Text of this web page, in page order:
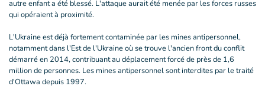
autre enfant a été blessé. L'attaque aurait été menée par les forces russes
qui opéraient à proximité.
L'Ukraine est déjà fortement contaminée par les mines antipersonnel,
notamment dans l'Est de l'Ukraine où se trouve l'ancien front du conflit
démarré en 2014, contribuant au déplacement forcé de près de 1,6
million de personnes. Les mines antipersonnel sont interdites par le traité
d'Ottawa depuis 1997.